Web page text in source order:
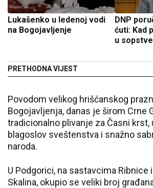
Lukašenko u ledenoj vodi
na Bogojavljenje
PRETHODNA VIJEST
DNP
ćuti: Kad
u
Povodom velikog hrišćanskog
Bogojavljenja, danas je širom Crne
tradicionalno plivanje za Časni krst,
blagoslov sveštenstva i snažno
naroda.
U Podgorici, na sastavcima Ribnice
Skalina, okupio se veliki broj